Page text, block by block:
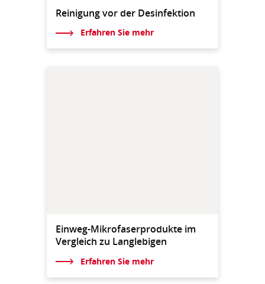
Reinigung vor der Desinfektion
Erfahren Sie mehr
Einweg-Mikrofaserprodukte im
Vergleich zu Langlebigen
Erfahren Sie mehr